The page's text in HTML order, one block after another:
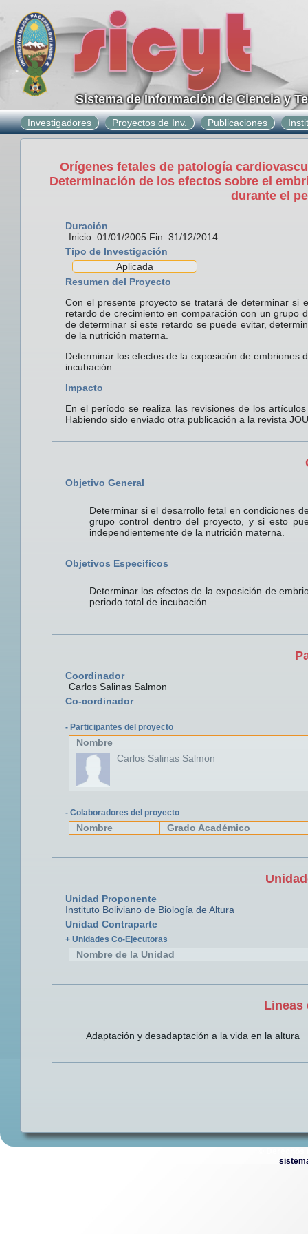
Sistema de Información de Ciencia y
Investigadores Proyectos de Inv. Publicaciones
Orígenes fetales de patología
Determinación de los efectos sobre el
durante el
Duración
Inicio: 01/01/2005 Fin: 31/12/2014
Tipo de Investigación
Aplicada
Resumen del Proyecto
Con el presente proyecto se tratará de determinar si
retardo de crecimiento en comparación con un grupo
de determinar si este retardo se puede evitar,
de la nutrición materna.
Determinar los efectos de la exposición de
incubación.
Impacto
En el período se realiza las revisiones de los
Habiendo sido enviado otra publicación a la revista
Objetivo General
Determinar si el desarrollo fetal en condiciones
grupo control dentro del proyecto, y si esto
independientemente de la nutrición materna.
Objetivos Especificos
Determinar los efectos de la exposición de
periodo total de incubación.
Coordinador
Carlos Salinas Salmon
Co-cordinador
- Participantes del proyecto
Nombre
Carlos Salinas Salmon
- Colaboradores del proyecto
Nombre Grado Académico
Unidad Proponente
Instituto Boliviano de Biología de Altura
Unidad Contraparte
+ Unidades Co-Ejecutoras
Nombre de la Unidad
Lineas
Adaptación y desadaptación a la vida en la altura